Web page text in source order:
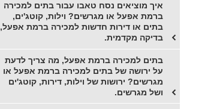
איך מוציאים נסח טאבו עבור בתים למכירה
ברמת אפעל או מגרשים? וילות, קוטג'ים,
בתים או דירות חדשות למכירה ברמת אפעל,
בדיקה מקדמית.
בתים למכירה ברמת אפעל, מה צריך לדעת
על ירושה של בתים למכירה ברמת אפעל או
מגרשים? ירושות של וילות, דירות, קוטג'ים
ושל מגרשים.